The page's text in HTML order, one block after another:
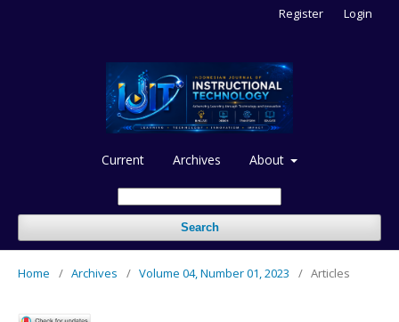
Current Archives About
Search
Register Login
Home / Archives / Volume 04, Number 01, 2023 / Articles